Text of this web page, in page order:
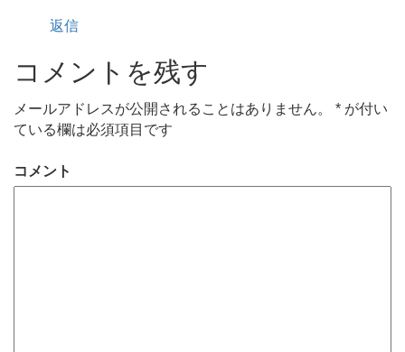
返信
コメントを残す
メールアドレスが公開されることはありません。 * が付い
ている欄は必須項目です
コメント